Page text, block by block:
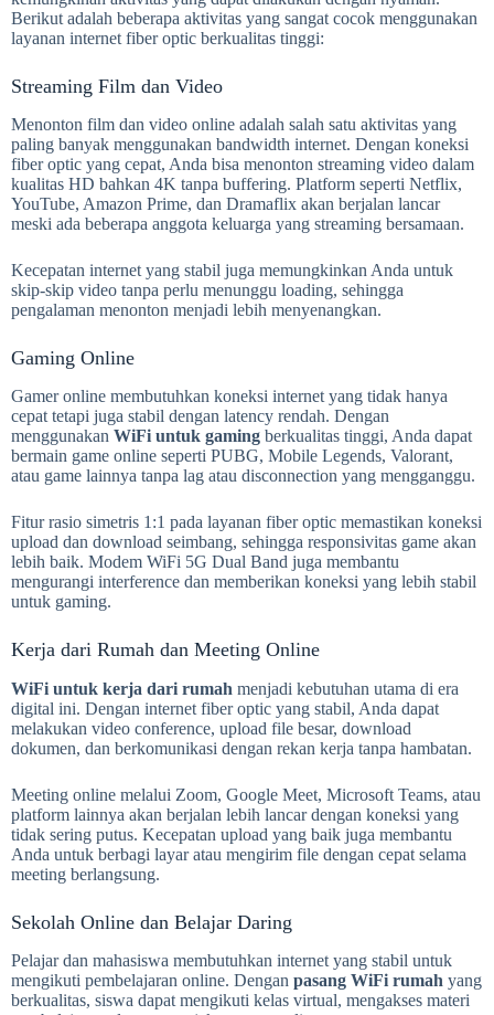
Berikut adalah beberapa aktivitas yang sangat cocok menggunakan
layanan internet fiber optic berkualitas tinggi:
Streaming Film dan Video
Menonton film dan video online adalah salah satu aktivitas yang
paling banyak menggunakan bandwidth internet. Dengan koneksi
fiber optic yang cepat, Anda bisa menonton streaming video dalam
kualitas HD bahkan 4K tanpa buffering. Platform seperti Netflix,
YouTube, Amazon Prime, dan Dramaflix akan berjalan lancar
meski ada beberapa anggota keluarga yang streaming bersamaan.
Kecepatan internet yang stabil juga memungkinkan Anda untuk
skip-skip video tanpa perlu menunggu loading, sehingga
pengalaman menonton menjadi lebih menyenangkan.
Gaming Online
Gamer online membutuhkan koneksi internet yang tidak hanya
cepat tetapi juga stabil dengan latency rendah. Dengan
menggunakan WiFi untuk gaming berkualitas tinggi, Anda dapat
bermain game online seperti PUBG, Mobile Legends, Valorant,
atau game lainnya tanpa lag atau disconnection yang mengganggu.
Fitur rasio simetris 1:1 pada layanan fiber optic memastikan koneksi
upload dan download seimbang, sehingga responsivitas game akan
lebih baik. Modem WiFi 5G Dual Band juga membantu
mengurangi interference dan memberikan koneksi yang lebih stabil
untuk gaming.
Kerja dari Rumah dan Meeting Online
WiFi untuk kerja dari rumah menjadi kebutuhan utama di era
digital ini. Dengan internet fiber optic yang stabil, Anda dapat
melakukan video conference, upload file besar, download
dokumen, dan berkomunikasi dengan rekan kerja tanpa hambatan.
Meeting online melalui Zoom, Google Meet, Microsoft Teams, atau
platform lainnya akan berjalan lebih lancar dengan koneksi yang
tidak sering putus. Kecepatan upload yang baik juga membantu
Anda untuk berbagi layar atau mengirim file dengan cepat selama
meeting berlangsung.
Sekolah Online dan Belajar Daring
Pelajar dan mahasiswa membutuhkan internet yang stabil untuk
mengikuti pembelajaran online. Dengan pasang WiFi rumah yang
berkualitas, siswa dapat mengikuti kelas virtual, mengakses materi